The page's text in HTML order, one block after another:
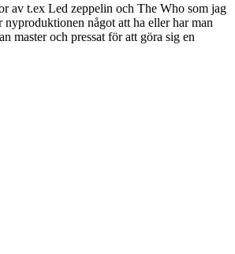
av t.ex Led zeppelin och The Who som jag
nyproduktionen något att ha eller har man
master och pressat för att göra sig en